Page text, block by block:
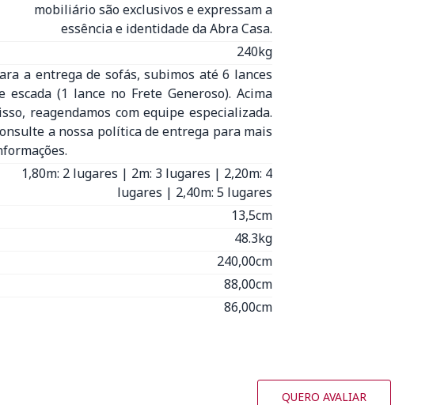
mobiliário são exclusivos e expressam a
essência e identidade da Abra Casa.
240kg
a entrega de sofás, subimos até 6 lances
escada (1 lance no Frete Generoso). Acima
reagendamos com equipe especializada.
a nossa política de entrega para mais
1,80m: 2 lugares | 2m: 3 lugares | 2,20m: 4
lugares | 2,40m: 5 lugares
13,5cm
48.3kg
240,00cm
88,00cm
86,00cm
QUERO AVALIAR